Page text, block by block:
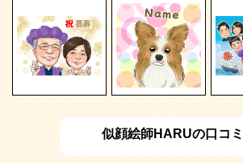
似顔絵師HARUの口コミ